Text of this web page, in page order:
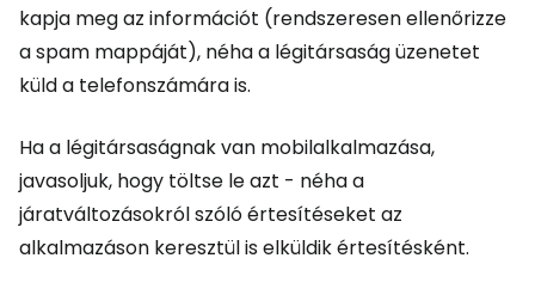
kapja meg az információt (rendszeresen ellenőrizze
a spam mappáját), néha a légitársaság üzenetet
küld a telefonszámára is.
Ha a légitársaságnak van mobilalkalmazása,
javasoljuk, hogy töltse le azt - néha a
járatváltozásokról szóló értesítéseket az
alkalmazáson keresztül is elküldik értesítésként.